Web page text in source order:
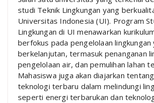
studi Teknik Lingkungan yang
Universitas Indonesia (UI). Program
Lingkungan di UI menawarkan
berfokus pada pengelolaan lingkungan
berkelanjutan, termasuk penanganan
pengelolaan air, dan pemulihan lahan
Mahasiswa juga akan diajarkan
teknologi terbaru dalam melindungi
seperti energi terbarukan dan